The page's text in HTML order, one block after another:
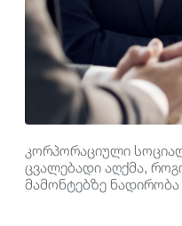
კორპორაციული
ცვალებადი აღქმა,
მამონტებზე ნადირობა